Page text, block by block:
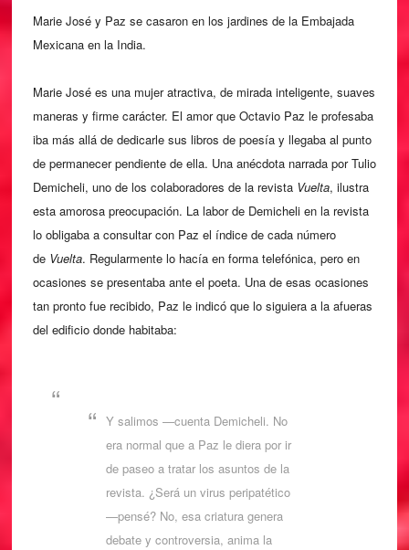
Marie José y Paz se casaron en los jardines de la Embajada
Mexicana en la India.
Marie José es una mujer atractiva, de mirada inteligente, suaves
maneras y firme carácter. El amor que Octavio Paz le profesaba
iba más allá de dedicarle sus libros de poesía y llegaba al punto
de permanecer pendiente de ella. Una anécdota narrada por Tulio
Demicheli, uno de los colaboradores de la revista Vuelta, ilustra
esta amorosa preocupación. La labor de Demicheli en la revista
lo obligaba a consultar con Paz el índice de cada número
de Vuelta. Regularmente lo hacía en forma telefónica, pero en
ocasiones se presentaba ante el poeta. Una de esas ocasiones
tan pronto fue recibido, Paz le indicó que lo siguiera a la afueras
del edificio donde habitaba:
Y salimos —cuenta Demicheli. No
era normal que a Paz le diera por ir
de paseo a tratar los asuntos de la
revista. ¿Será un virus peripatético
—pensé? No, esa criatura genera
debate y controversia, anima la